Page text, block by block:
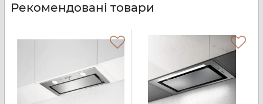
Рекомендовані товари